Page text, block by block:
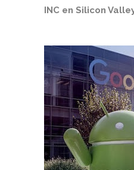
INC en Silicon